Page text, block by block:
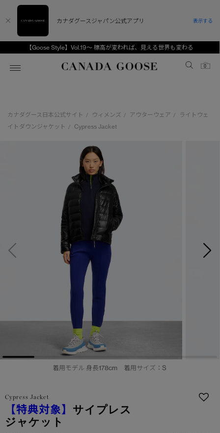
【Goose Style】Vol.19～ 標高が変われば、見える世界も変わる
Canada Goose
0
スノーグース
ディスカバー
アンバサダー
スプリングコレクション
ウィメンズ TOP
新着アイテム
ベストセラー
FW26コレクション
サマー 26 コレクション
サマー 26 コレクションLOOK
日本限定モデル
スノーグース
メイドインジャパンTシャツ
アウターウェア
アパレル
アクセサリー
コレクション
メンズ TOP
新着アイテム
ベストセラー
FW26コレクション
サマー 26 コレクション
サマー 26 コレクションLOOK
日本限定モデル
スノーグース
メイドインジャパンTシャツ
アウターウェア
アパレル
アクセサリー
コレクション
キッズ TOP
ベビー（0‐24ヵ月)
キッズ（2‐7歳)
ユース（6＋歳)
コレクション
CANADA GOOSE Generationsは、アウター
ウェアの下取り・再販を通じて、長く愛される製
品の価値を受け継いでいきます。
アーカイブの希少なピースもご覧いただけます。
カナダグース日本公式サイト / ウィメンズ / アウターウェア /
ライトウェ
イトダウンジャケット
/ Cypress Jacket
着用モデル 身長178cm 着用サイズ：S
Cypress Jacket
【特典対象】 サイプレス
ジャケット
カナダグースジャパン公式アプリ 表示する